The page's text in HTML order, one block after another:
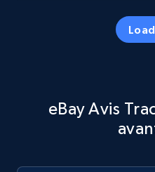
5.7K+
specific keywords
Title, Seller name,
eBay Avis